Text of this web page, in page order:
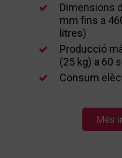
Dimensions
mm fins a
litres)
Producció
(25 kg) a 60
Consum
Més